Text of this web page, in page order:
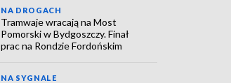
NA DROGACH
Tramwaje wracają na Most
Pomorski w Bydgoszczy. Finał
prac na Rondzie Fordońskim
NA SYGNALE